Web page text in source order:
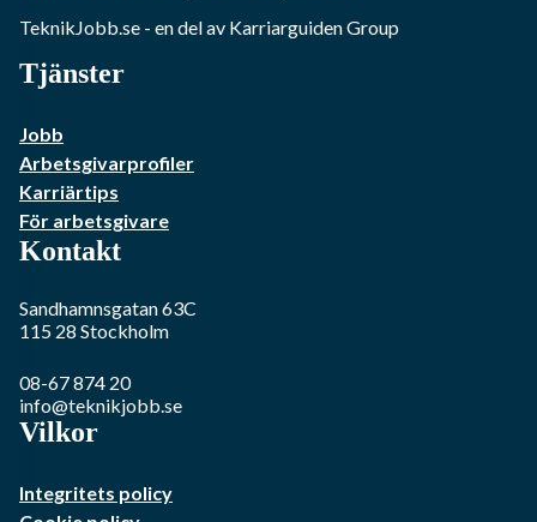
TeknikJobb.se - en del av Karriarguiden Group
Tjänster
Jobb
Arbetsgivarprofiler
Karriärtips
För arbetsgivare
Kontakt
Sandhamnsgatan 63C
115 28 Stockholm
08-67 874 20
info@teknikjobb.se
Vilkor
Integritets policy